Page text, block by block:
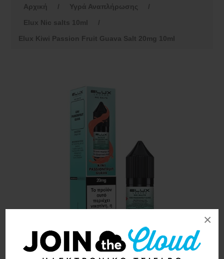
×
Αρχική / Υγρά Αναπλήρωσης
/
Elux Nic salts 10ml
/
Elux Kiwi Passion Fruit Guava Salt 20mg 10ml